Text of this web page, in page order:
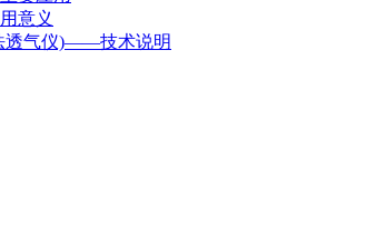
意义
透气仪)——技术说明